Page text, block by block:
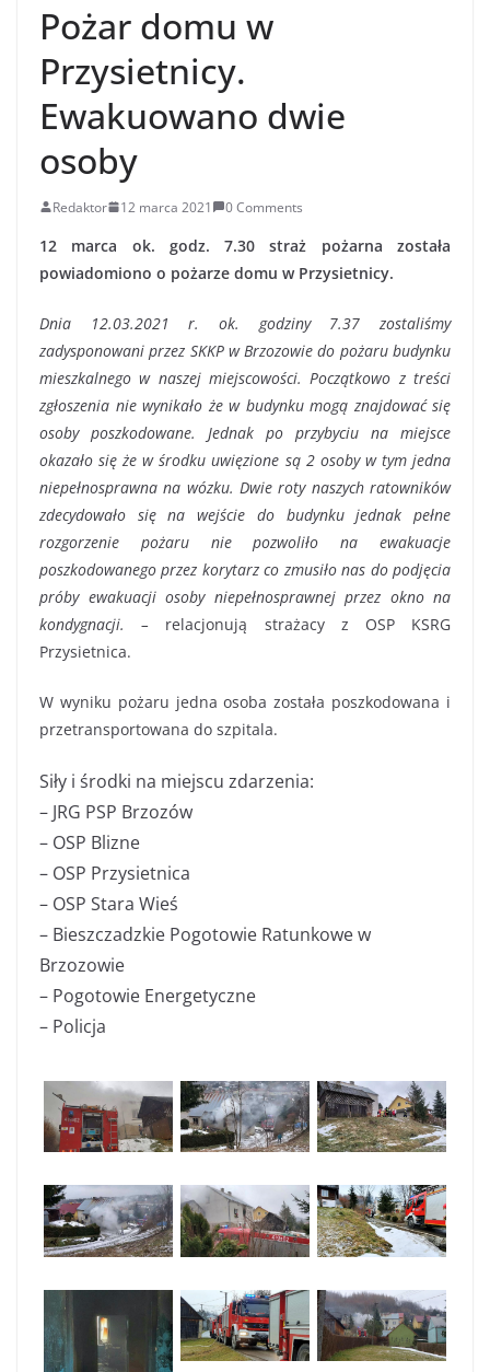
Pożar domu w
Przysietnicy.
Ewakuowano dwie
osoby
Redaktor 12 marca 2021 0 Comments
12 marca ok. godz. 7.30 straż pożarna została
powiadomiono o pożarze domu w Przysietnicy.
Dnia 12.03.2021 r. ok. godziny 7.37 zostaliśmy
zadysponowani przez SKKP w Brzozowie do pożaru budynku
mieszkalnego w naszej miejscowości. Początkowo z treści
zgłoszenia nie wynikało że w budynku mogą znajdować się
osoby poszkodowane. Jednak po przybyciu na miejsce
okazało się że w środku uwięzione są 2 osoby w tym jedna
niepełnosprawna na wózku. Dwie roty naszych ratowników
zdecydowało się na wejście do budynku jednak pełne
rozgorzenie pożaru nie pozwoliło na ewakuacje
poszkodowanego przez korytarz co zmusiło nas do podjęcia
próby ewakuacji osoby niepełnosprawnej przez okno na
kondygnacji. – relacjonują strażacy z OSP KSRG
Przysietnica.
W wyniku pożaru jedna osoba została poszkodowana i
przetransportowana do szpitala.
Siły i środki na miejscu zdarzenia:
– JRG PSP Brzozów
– OSP Blizne
– OSP Przysietnica
– OSP Stara Wieś
– Bieszczadzkie Pogotowie Ratunkowe w
Brzozowie
– Pogotowie Energetyczne
– Policja